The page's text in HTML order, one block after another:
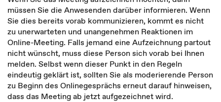
müssen Sie die Anwesenden darüber informieren. Wenn
Sie dies bereits vorab kommunizieren, kommt es nicht
zu unerwarteten und unangenehmen Reaktionen im
Online-Meeting. Falls jemand eine Aufzeichnung partout
nicht wünscht, muss diese Person sich vorab bei Ihnen
melden. Selbst wenn dieser Punkt in den Regeln
eindeutig geklärt ist, sollten Sie als moderierende Person
zu Beginn des Onlinegesprächs erneut darauf hinweisen,
dass das Meeting ab jetzt aufgezeichnet wird.